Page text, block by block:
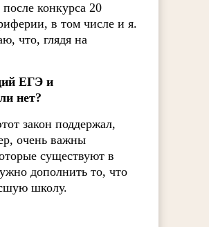
конкурса 20
в том числе и я.
что, глядя на
ЕГЭ и
нет?
закон поддержал,
очень важны
существуют в
дополнить то, что
школу.